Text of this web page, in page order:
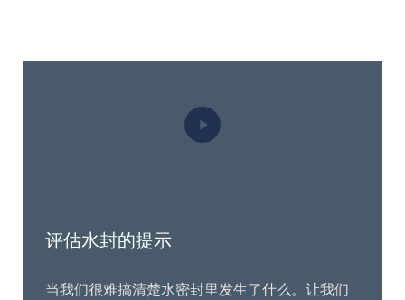
评估水封的提示
当我们很难搞清楚水密封里发生了什么。让我们